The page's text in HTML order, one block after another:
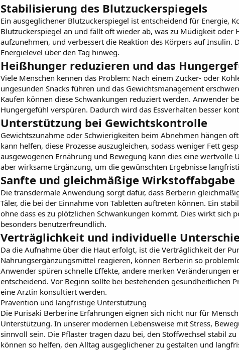
Stabilisierung des Blutzuckerspiegels
Ein ausgeglichener Blutzuckerspiegel ist entscheidend für Energie,
Blutzuckerspiegel an und fällt oft wieder ab, was zu Müdigkeit
aufzunehmen, und verbessert die Reaktion des Körpers auf
Energielevel über den Tag hinweg.
Heißhunger reduzieren und das
Viele Menschen kennen das Problem: Nach einem Zucker- oder
ungesunden Snacks führen und das Gewichtsmanagement
Kaufen können diese Schwankungen reduziert werden. Anwender
Hungergefühl verspüren. Dadurch wird das Essverhalten besser
Unterstützung bei Gewichtskontrolle
Gewichtszunahme oder Schwierigkeiten beim Abnehmen hängen
kann helfen, diese Prozesse auszugleichen, sodass weniger Fett
ausgewogenen Ernährung und Bewegung kann dies eine wertvolle
aber wirksame Ergänzung, um die gewünschten Ergebnisse
Sanfte und gleichmäßige Wirkstoffabgabe
Die transdermale Anwendung sorgt dafür, dass Berberin
Täler, die bei der Einnahme von Tabletten auftreten können. Ein
ohne dass es zu plötzlichen Schwankungen kommt. Dies wirkt sich
besonders benutzerfreundlich.
Verträglichkeit und individuelle
Da die Aufnahme über die Haut erfolgt, ist die Verträglichkeit der
Nahrungsergänzungsmittel reagieren, können Berberin so
Anwender spüren schnelle Effekte, andere merken Veränderungen
entscheidend. Vor Beginn sollte bei bestehenden gesundheitlichen
eine Ärztin konsultiert werden.
Prävention und langfristige Unterstützung
Die Purisaki Berberine Erfahrungen eignen sich nicht nur für
Unterstützung. In unserer modernen Lebensweise mit Stress,
sinnvoll sein. Die Pflaster tragen dazu bei, den Stoffwechsel stabil
können so helfen, den Alltag ausgeglichener zu gestalten und